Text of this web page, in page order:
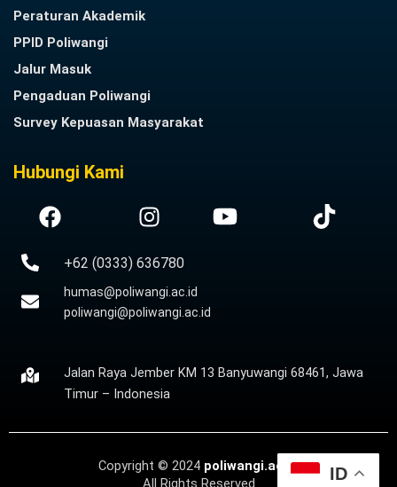
Peraturan Akademik
PPID Poliwangi
Jalur Masuk
Pengaduan Poliwangi
Survey Kepuasan Masyarakat
Hubungi Kami
+62 (0333) 636780
humas@poliwangi.ac.id
poliwangi@poliwangi.ac.id
Jalan Raya Jember KM 13 Banyuwangi 68461, Jawa
Timur – Indonesia
Copyright © 2024 poliwangi.ac.id
All Rights Reserved
ID